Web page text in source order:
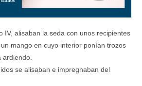
IV, alisaban la seda con unos recipientes
mango en cuyo interior ponían trozos
se alisaban e impregnaban del